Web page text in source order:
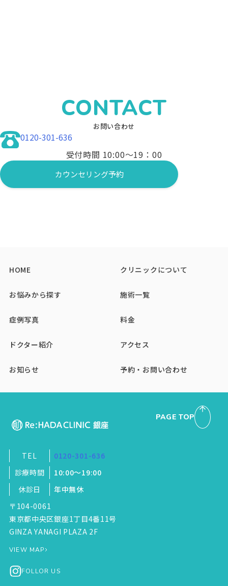
CONTACT
お問い合わせ
0120-301-636
受付時間 10:00〜19：00
カウンセリング予約
HOME クリニックについて
お悩みから探す 施術一覧
症例写真 料金
ドクター紹介 アクセス
お知らせ 予約・お問い合わせ
TEL
0120-301-636
診療時間
10:00～19:00
休診日
年中無休
〒104-0061
東京都中央区銀座1丁目4番11号
GINZA YANAGI PLAZA 2F
VIEW MAP
FOLLOR US
PAGE TOP